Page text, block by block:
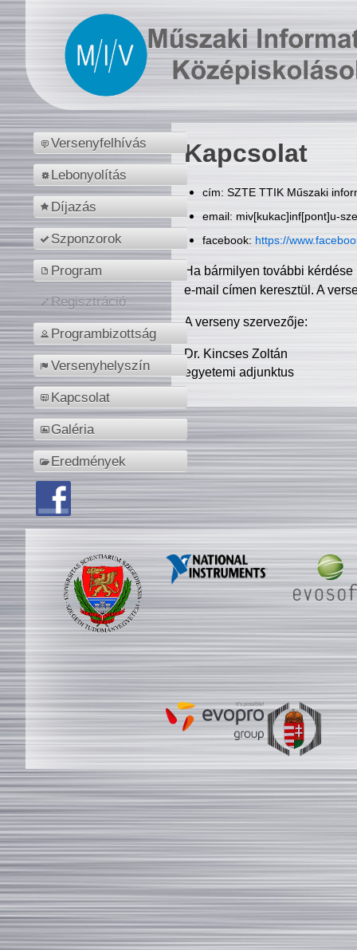
Versenyfelhívás
Lebonyolítás
Díjazás
Szponzorok
Program
Regisztráció
Programbizottság
Versenyhelyszín
Kapcsolat
Galéria
Eredmények
Kapcsolat
cím: SZTE TTIK Műszaki
email: miv[kukac]inf[pont]u-
facebook: https://
Ha bármilyen további
e-mail címen keresztül. A
A verseny szervezője:
Dr. Kincses Zoltán
egyetemi adjunktus